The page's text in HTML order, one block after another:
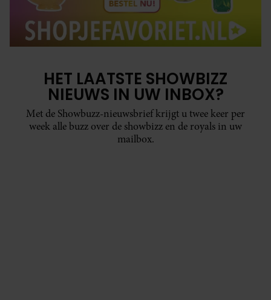
HET LAATSTE SHOWBIZZ
NIEUWS IN UW INBOX?
Met de Showbuzz-nieuwsbrief krijgt u twee keer per
week alle buzz over de showbizz en de royals in uw
mailbox.